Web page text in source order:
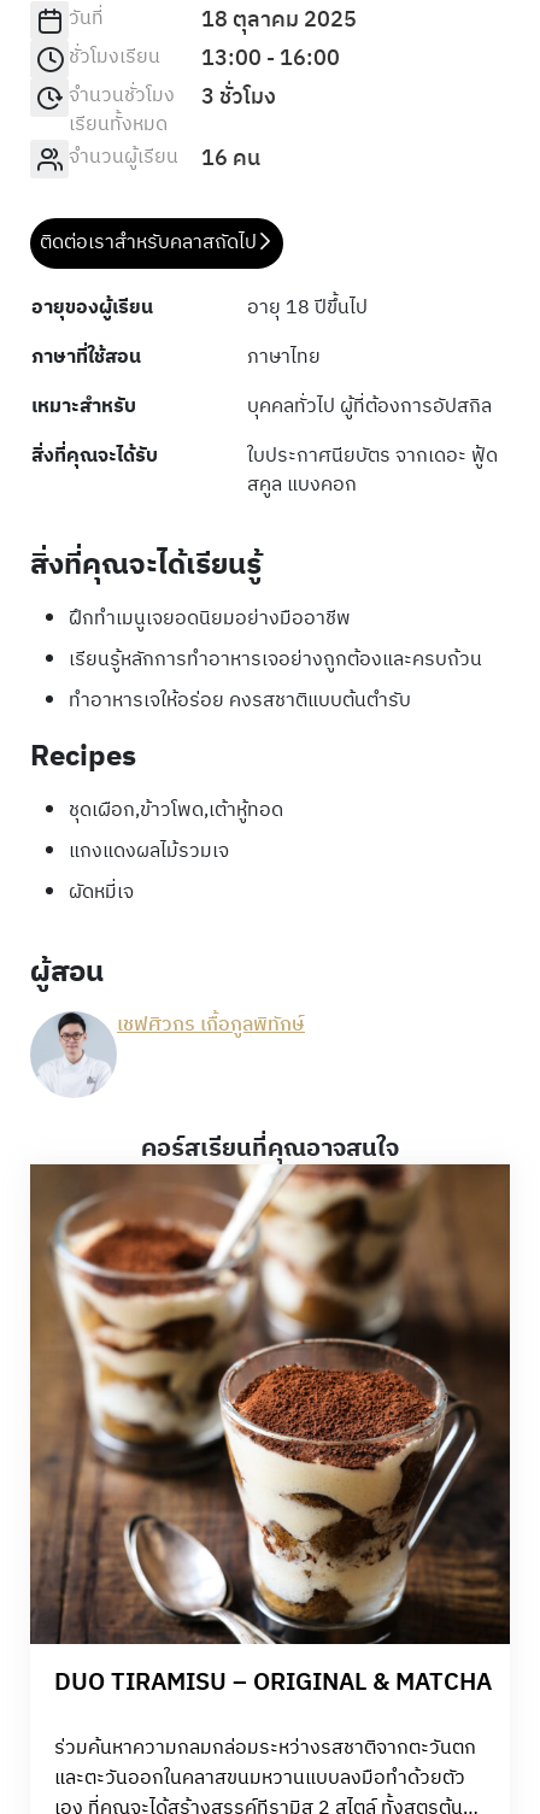
วันที่ 18 ตุลาคม 2025
ชั่วโมงเรียน 13:00 - 16:00
จำนวนชั่วโมง
เรียนทั้งหมด
3 ชั่วโมง
จำนวนผู้เรียน 16 คน
ติดต่อเราสำหรับคลาสถัดไป
อายุของผู้เรียน
อายุ 18 ปีขึ้นไป
ภาษาที่ใช้สอน
ภาษาไทย
เหมาะสำหรับ
บุคคลทั่วไป ผู้ที่ต้องการอัปสกิล
สิ่งที่คุณจะได้รับ
ใบประกาศนียบัตร จากเดอะ ฟู้ด
สคูล แบงคอก
สิ่งที่คุณจะได้เรียนรู้
ฝึกทำเมนูเจยอดนิยมอย่างมืออาชีพ
เรียนรู้หลักการทำอาหารเจอย่างถูกต้องและครบถ้วน
ทำอาหารเจให้อร่อย คงรสชาติแบบต้นตำรับ
Recipes
ชุดเผือก,ข้าวโพด,เต้าหู้ทอด
แกงแดงผลไม้รวมเจ
ผัดหมี่เจ
ผู้สอน
เชฟศิวกร เกื้อกูลพิทักษ์
คอร์สเรียนที่คุณอาจสนใจ
DUO TIRAMISU – ORIGINAL & MATCHA
ร่วมค้นหาความกลมกล่อมระหว่างรสชาติจากตะวันตก
และตะวันออกในคลาสขนมหวานแบบลงมือทำด้วยตัว